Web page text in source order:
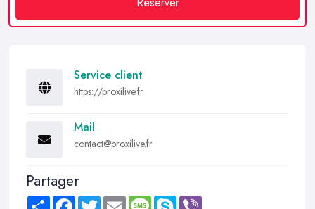
Service client
https://proxilive.fr
Mail
contact@proxilive.fr
Partager
Share FacebookTwitter Email MessageSkype